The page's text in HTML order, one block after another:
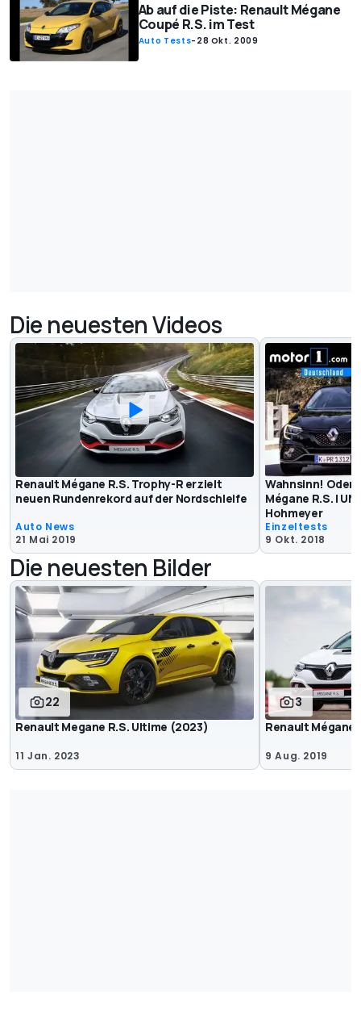
Ab auf die Piste: Renault Mégane
Coupé R.S. im Test
Auto Tests- 28 Okt. 2009
Die neuesten Videos
Renault Mégane R.S. Trophy-R erzielt
neuen Rundenrekord auf der Nordschleife
Auto News
21 Mai 2019
Wahnsinn! Oder
Mégane R.S. |
Hohmeyer
Einzeltests
9 Okt. 2018
Die neuesten Bilder
22
Renault Megane R.S. Ultime (2023)
11 Jan. 2023
3
Renault Mégane
9 Aug. 2019